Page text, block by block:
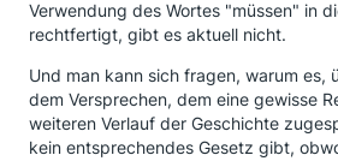
Verwendung des Wortes "müssen" in
rechtfertigt, gibt es aktuell nicht.
Und man kann sich fragen, warum es,
dem Versprechen, dem eine gewisse
weiteren Verlauf der Geschichte
kein entsprechendes Gesetz gibt,